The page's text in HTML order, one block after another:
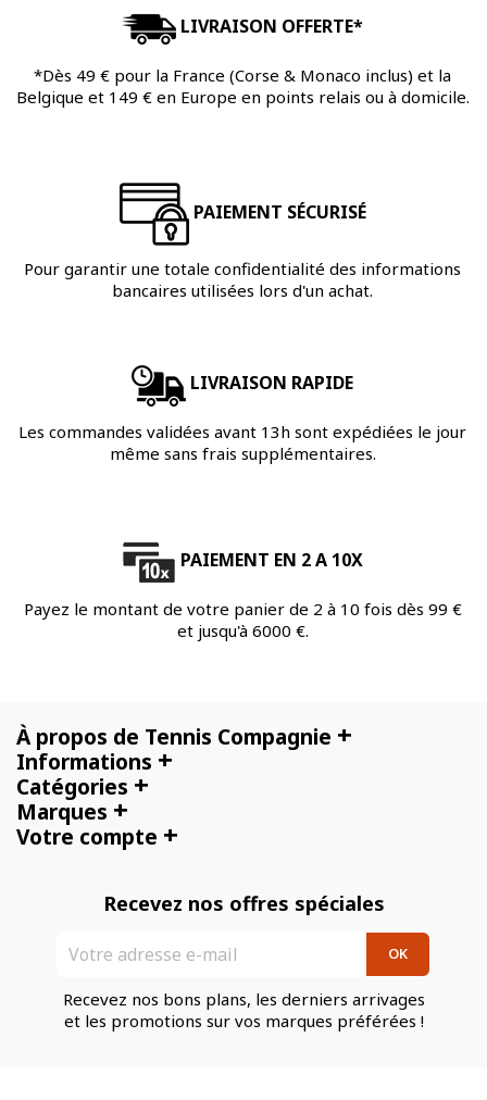
LIVRAISON OFFERTE*
*Dès 49 € pour la France (Corse & Monaco inclus) et la
Belgique et 149 € en Europe en points relais ou à domicile.
PAIEMENT SÉCURISÉ
Pour garantir une totale confidentialité des informations
bancaires utilisées lors d'un achat.
LIVRAISON RAPIDE
Les commandes validées avant 13h sont expédiées le jour
même sans frais supplémentaires.
PAIEMENT EN 2 A 10X
Payez le montant de votre panier de 2 à 10 fois dès 99 €
et jusqu'à 6000 €.
À propos de Tennis Compagnie +
Informations +
Catégories +
Marques +
Votre compte +
Recevez nos offres spéciales
Recevez nos bons plans, les derniers arrivages
et les promotions sur vos marques préférées !